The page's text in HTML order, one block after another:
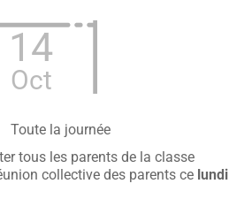
14
Oct
Toute la journée
tous les parents de la classe
collective des parents ce lundi